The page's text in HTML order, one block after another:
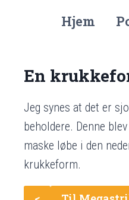
Hjem
En
Jeg synes at det er
beholdere. Denne
maske løbe i den
krukkeform.